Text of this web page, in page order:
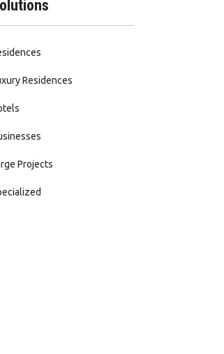
Residences
Projects